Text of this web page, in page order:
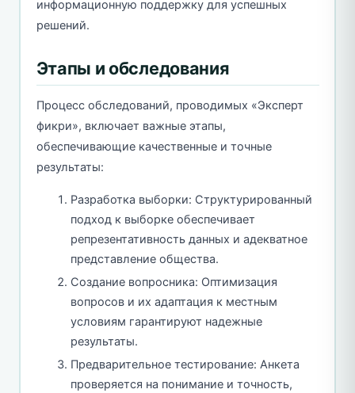
информационную поддержку для успешных
решений.
Этапы и обследования
Процесс обследований, проводимых «Эксперт
фикри», включает важные этапы,
обеспечивающие качественные и точные
результаты:
Разработка выборки: Структурированный
подход к выборке обеспечивает
репрезентативность данных и адекватное
представление общества.
Создание вопросника: Оптимизация
вопросов и их адаптация к местным
условиям гарантируют надежные
результаты.
Предварительное тестирование: Анкета
проверяется на понимание и точность,